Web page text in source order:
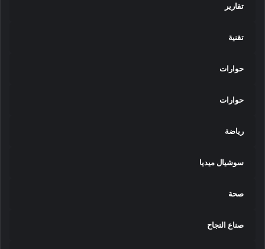
تقارير
تقنية
حوارات
حوارات
رياضة
سوشيال ميديا
صحة
صناع النجاح